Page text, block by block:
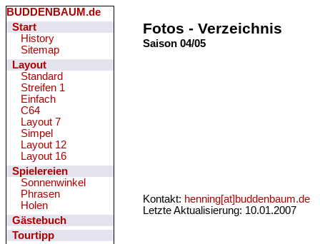
BUDDENBAUM.de
Start
History
Sitemap
Layout
Standard
Streifen 1
Einfach
C64
Layout 7
Simpel
Layout 12
Layout 16
Spielereien
Sonnenwinkel
Phrasen
Holen
Gästebuch
Tourtipp
Fotos - Verzeichnis
Saison 04/05
Kontakt: henning[at]buddenbaum.de
Letzte Aktualisierung: 10.01.2007